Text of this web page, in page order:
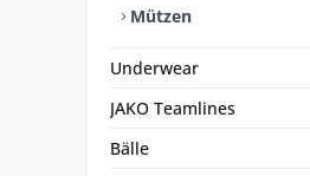
Mützen
Underwear
JAKO Teamlines
Bälle